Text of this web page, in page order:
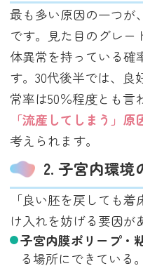
最も多い原因の一つが
です。見た目のグレー
体異常を持っている確
す。30代後半では、良
常率は50％程度とも言
「流産してしまう」
考えられます。
2. 子宮内環境
「良い胚を戻しても
け入れを妨げる要因が
子宮内膜ポリープ・
る場所にできている。